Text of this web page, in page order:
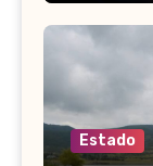
Estado